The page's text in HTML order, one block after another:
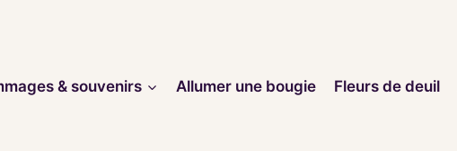
& souvenirs
Allumer une bougie Fleurs de deuil